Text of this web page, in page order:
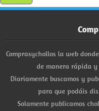
Comprasychollos la web
de manera rápida y
Diariamente buscamos y
para que podáis
Solamente publicamos